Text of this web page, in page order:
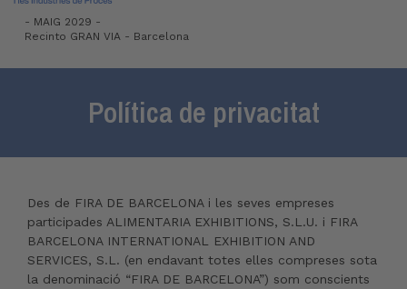
- MAIG 2029 -
Recinto GRAN VIA - Barcelona
Política de privacitat
Des de FIRA DE BARCELONA i les seves empreses
participades ALIMENTARIA EXHIBITIONS, S.L.U. i FIRA
BARCELONA INTERNATIONAL EXHIBITION AND
SERVICES, S.L. (en endavant totes elles compreses sota
la denominació “FIRA DE BARCELONA”) som conscients